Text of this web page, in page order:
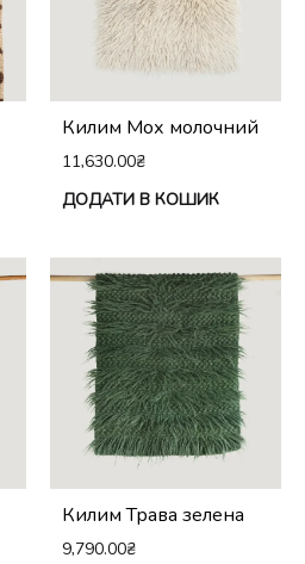
Килим Мох молочний
11,630.00₴
ДОДАТИ В КОШИК
Килим Трава зелена
9,790.00₴